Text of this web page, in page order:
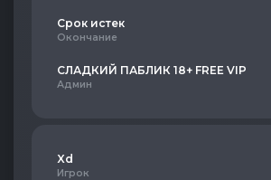
Срок истек
Окончание
СЛАДКИЙ ПАБЛИК 18+ FREE VIP
Админ
Xd
Игрок